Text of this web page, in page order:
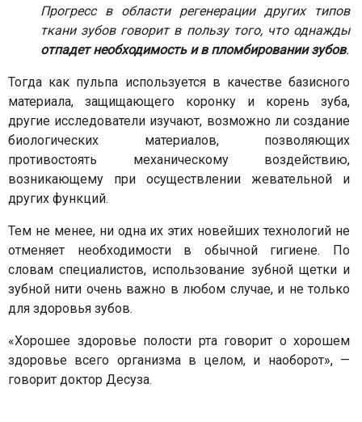
Прогресс в области регенерации других типов
ткани зубов говорит в пользу того, что однажды
отпадет необходимость и в пломбировании зубов.
Тогда как пульпа используется в качестве базисного
материала, защищающего коронку и корень зуба,
другие исследователи изучают, возможно ли создание
биологических материалов, позволяющих
противостоять механическому воздействию,
возникающему при осуществлении жевательной и
других функций.
Тем не менее, ни одна их этих новейших технологий не
отменяет необходимости в обычной гигиене. По
словам специалистов, использование зубной щетки и
зубной нити очень важно в любом случае, и не только
для здоровья зубов.
«Хорошее здоровье полости рта говорит о хорошем
здоровье всего организма в целом, и наоборот», —
говорит доктор Десуза.